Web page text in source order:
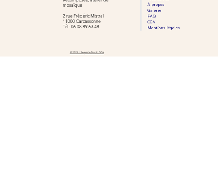
À propos
Galerie
FAQ
CGV
Mentions légales
mosaïque
2 rue Frédéric Mistral
11000 Carcassonne
​​Tél : 06 08 89 63 48
© 2026 créé par le Studio GDY